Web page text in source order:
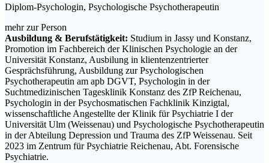
Diplom-Psychologin, Psychologische Psychotherapeutin
mehr zur Person
Ausbildung & Berufstätigkeit: Studium in Jassy und Konstanz,
Promotion im Fachbereich der Klinischen Psychologie an der
Universität Konstanz, Ausbilung in klientenzentrierter
Gesprächsführung, Ausbildung zur Psychologischen
Psychotherapeutin am apb DGVT, Psychologin in der
Suchtmedizinischen Tagesklinik Konstanz des ZfP Reichenau,
Psychologin in der Psychosmatischen Fachklinik Kinzigtal,
wissenschaftliche Angestellte der Klinik für Psychiatrie I der
Universität Ulm (Weissenau) und Psychologische Psychotherapeutin
in der Abteilung Depression und Trauma des ZfP Weissenau. Seit
2023 im Zentrum für Psychiatrie Reichenau, Abt. Forensische
Psychiatrie.